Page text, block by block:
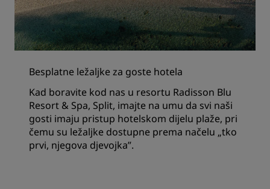
Besplatne ležaljke za goste hotela
Kad boravite kod nas u resortu Radisson Blu
Resort & Spa, Split, imajte na umu da svi naši
gosti imaju pristup hotelskom dijelu plaže, pri
čemu su ležaljke dostupne prema načelu „tko
prvi, njegova djevojka”.